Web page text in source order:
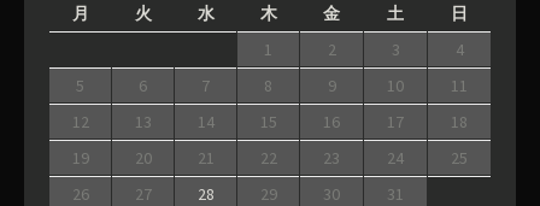
月
火 水 木 金 土 日
1 2 3
4
5
6 7 8 9 10
11
12
13 14 15 16 17
18
19
20 21 22 23 24
25
26
27 28 29 30 31